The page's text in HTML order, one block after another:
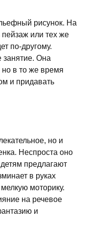
рисунок. На
или тех же
по-другому.
занятие. Она
но в то же время
и придавать
но и
Неспроста оно
предлагают
в руках
моторику.
на речевое
и